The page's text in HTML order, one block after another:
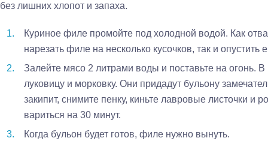
без лишних хлопот и запаха.
Куриное филе промойте под холодной водой. Как
нарезать филе на несколько кусочков, так и опустить
Залейте мясо 2 литрами воды и поставьте на огонь.
луковицу и морковку. Они придадут бульону
закипит, снимите пенку, киньте лавровые листочки и
вариться на 30 минут.
Когда бульон будет готов, филе нужно вынуть.